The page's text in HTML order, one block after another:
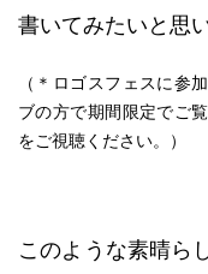
書いてみたいと思
（＊ロゴスフェスに参
ブの方で期間限定でご
をご視聴ください。）
このような素晴ら